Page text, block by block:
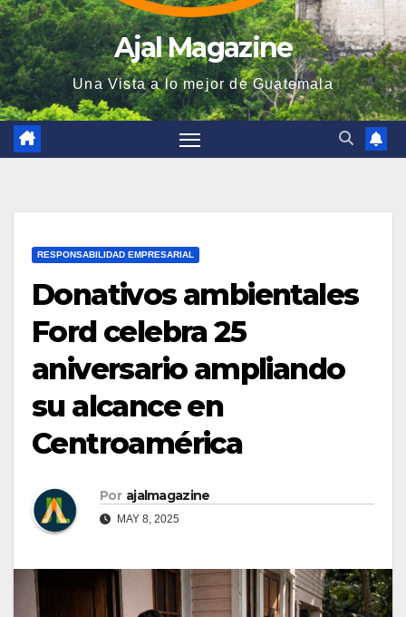
Ajal Magazine
Una Vista a lo mejor de Guatemala
RESPONSABILIDAD EMPRESARIAL
Donativos ambientales
Ford celebra 25
aniversario ampliando
su alcance en
Centroamérica
Por ajalmagazine
MAY 8, 2025